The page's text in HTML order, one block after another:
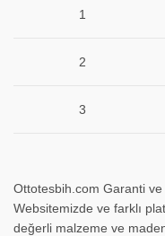
1
2
3
Ottotesbih.com Garanti ve
Websitemizde ve farklı
değerli malzeme ve